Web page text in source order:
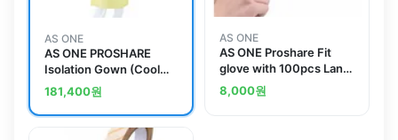
AS ONE
AS ONE PROSHARE
Isolation Gown (Cool
Type) Cool Yellow 50
Piecesand others
181,400원
AS ONE
AS ONE Proshare Fit
glove with 100pcs Land
others
8,000원